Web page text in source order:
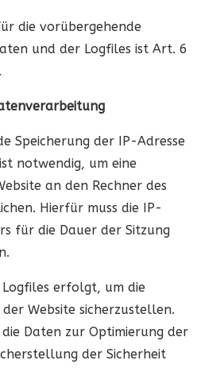
die vorübergehende
und der Logfiles ist Art. 6
Speicherung der IP-Adresse
notwendig, um eine
an den Rechner des
Hierfür muss die IP-
für die Dauer der Sitzung
Logfiles erfolgt, um die
Website sicherzustellen.
Daten zur Optimierung der
der Sicherheit